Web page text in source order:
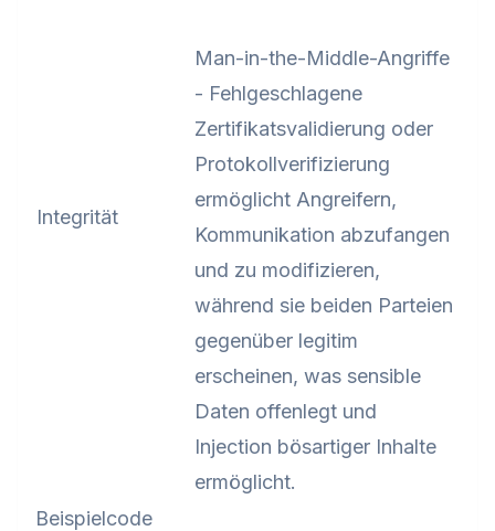
Integrität
Man-in-the-Middle-Angriffe
- Fehlgeschlagene
Zertifikatsvalidierung oder
Protokollverifizierung
ermöglicht Angreifern,
Kommunikation abzufangen
und zu modifizieren,
während sie beiden Parteien
gegenüber legitim
erscheinen, was sensible
Daten offenlegt und
Injection bösartiger Inhalte
ermöglicht.
Beispielcode